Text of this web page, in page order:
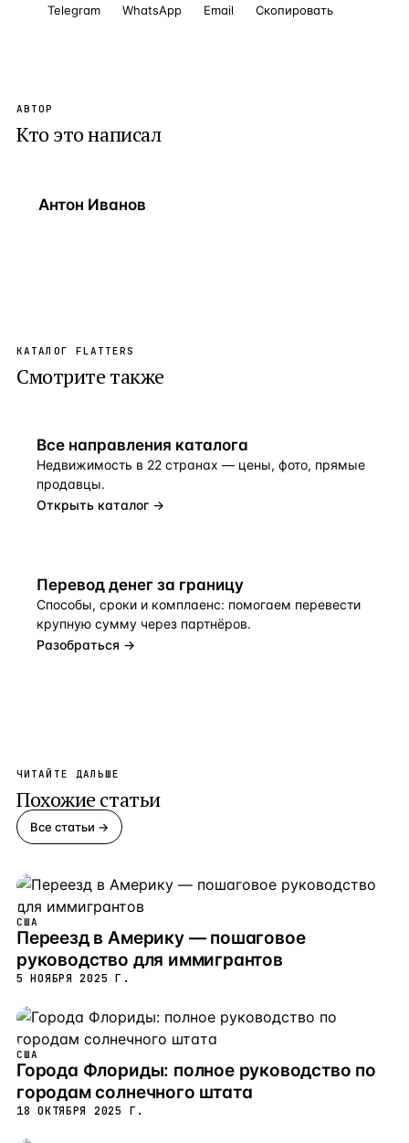
Telegram WhatsApp Email Скопировать
АВТОР
Кто это написал
Антон Иванов
КАТАЛОГ FLATTERS
Смотрите также
Все направления каталога
Недвижимость в 22 странах — цены, фото, прямые
продавцы.
Открыть каталог →
Перевод денег за границу
Способы, сроки и комплаенс: помогаем перевести
крупную сумму через партнёров.
Разобраться →
ЧИТАЙТЕ ДАЛЬШЕ
Похожие статьи
Все статьи →
США
Переезд в Америку — пошаговое
руководство для иммигрантов
5 НОЯБРЯ 2025 Г.
США
Города Флориды: полное руководство по
городам солнечного штата
18 ОКТЯБРЯ 2025 Г.